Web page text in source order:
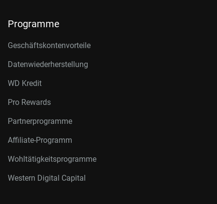
Programme
Geschäftskontenvorteile
Datenwiederherstellung
WD Kredit
Pro Rewards
Partnerprogramme
Affiliate-Programm
Wohltätigkeitsprogramme
Western Digital Capital